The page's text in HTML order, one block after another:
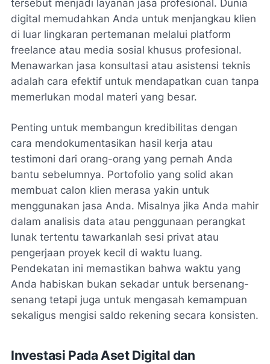
tersebut menjadi layanan jasa profesional. Dunia
digital memudahkan Anda untuk menjangkau klien
di luar lingkaran pertemanan melalui platform
freelance atau media sosial khusus profesional.
Menawarkan jasa konsultasi atau asistensi teknis
adalah cara efektif untuk mendapatkan cuan tanpa
memerlukan modal materi yang besar.
Penting untuk membangun kredibilitas dengan
cara mendokumentasikan hasil kerja atau
testimoni dari orang-orang yang pernah Anda
bantu sebelumnya. Portofolio yang solid akan
membuat calon klien merasa yakin untuk
menggunakan jasa Anda. Misalnya jika Anda mahir
dalam analisis data atau penggunaan perangkat
lunak tertentu tawarkanlah sesi privat atau
pengerjaan proyek kecil di waktu luang.
Pendekatan ini memastikan bahwa waktu yang
Anda habiskan bukan sekadar untuk bersenang-
senang tetapi juga untuk mengasah kemampuan
sekaligus mengisi saldo rekening secara konsisten.
Investasi Pada Aset Digital dan